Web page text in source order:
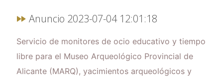
Anuncio 2023-07-04 12:01:18
Servicio de monitores de ocio educativo y tiempo
libre para el Museo Arqueológico Provincial de
Alicante (MARQ), yacimientos arqueológicos y